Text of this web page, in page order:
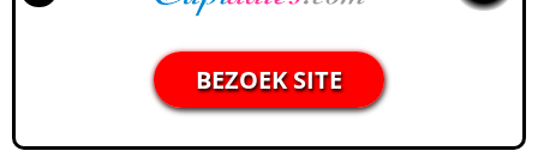
BEZOEK SITE